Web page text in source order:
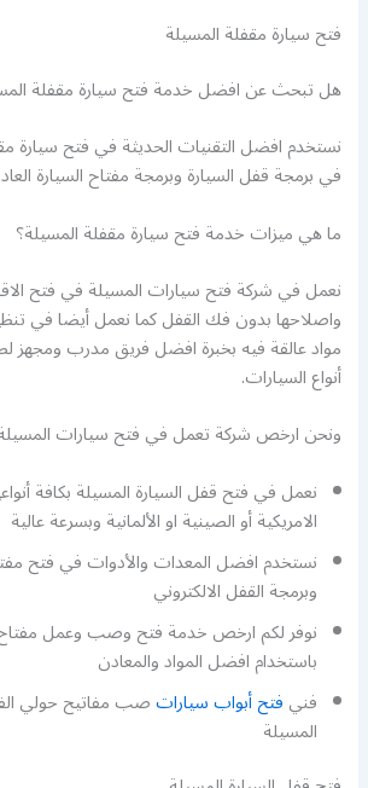
فتح سيارة مقفلة المسيلة
هل تبحث عن افضل خدمة فتح سيارة مقفلة
نستخدم افضل التقنيات الحديثة في فتح سيارة
في برمجة قفل السيارة وبرمجة مفتاح السيارة
ما هي ميزات خدمة فتح سيارة مقفلة المسيلة؟
نعمل في شركة فتح سيارات المسيلة في فتح
واصلاحها بدون فك القفل كما نعمل أيضا في
مواد عالقة فيه بخبرة افضل فريق مدرب ومجهز
أنواع السيارات.
ونحن ارخص شركة تعمل في فتح سيارات
نعمل في فتح قفل السيارة المسيلة بكافة
الامريكية أو الصينية او الألمانية وبسرعة عالية
نستخدم افضل المعدات والأدوات في فتح
وبرمجة القفل الالكتروني
نوفر لكم ارخص خدمة فتح وصب وعمل مفتاح
باستخدام افضل المواد والمعادن
فنيفتح أبواب سياراتصب مفاتيح حولي
المسيلة